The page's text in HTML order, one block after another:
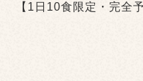
【1日10食限定・完全